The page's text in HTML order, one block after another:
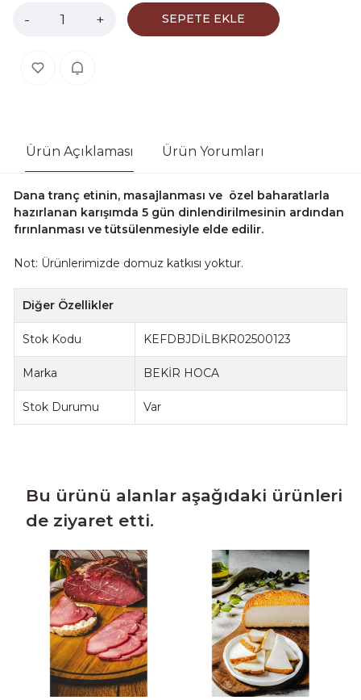
- + SEPETE EKLE
Ürün Açıklaması Ürün Yorumları
Dana tranç etinin, masajlanması ve özel baharatlarla
hazırlanan karışımda 5 gün dinlendirilmesinin ardından
fırınlanması ve tütsülenmesiyle elde edilir.
Not: Ürünlerimizde domuz katkısı yoktur.
Diğer Özellikler
Stok Kodu KEFDBJDİLBKR02500123
Marka BEKİR HOCA
Stok Durumu Var
Bu ürünü alanlar aşağıdaki ürünleri
de ziyaret etti.